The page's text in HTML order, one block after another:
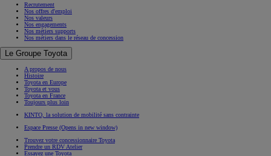
Recrutement
Nos offres d'emploi
Nos valeurs
Nos engagements
Nos métiers supports
Nos métiers dans le réseau de concession
Le Groupe Toyota
A propos de nous
Histoire
Toyota en Europe
Toyota et vous
Toyota en France
Toujours plus loin
KINTO, la solution de mobilité sans contrainte
Espace Presse (Opens in new window)
Trouvez votre concessionnaire Toyota
Prendre un RDV Atelier
Essayez une Toyota